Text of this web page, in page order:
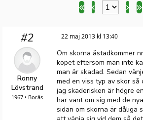
#2
Ronny
Lövstrand
1967 • Borås
22 maj 2013 kl 13:40
Om skorna åstadkommer
köpet eftersom man inte
man är skadad. Sedan
med en viss typ av skor
jag skaderisken är högre
har vant om sig med de
sidan om skorna är dåliga